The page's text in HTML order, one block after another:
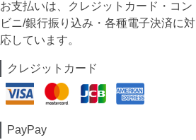
お支払いは、クレジットカード・コン
ビニ/銀行振り込み・各種電子決済に対
応しています。
クレジットカード
PayPay